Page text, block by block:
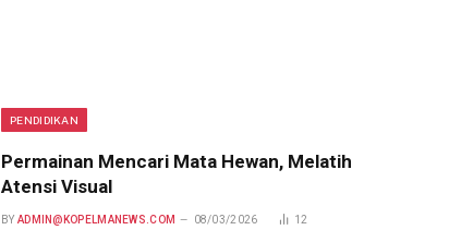
PENDIDIKAN
Permainan Mencari Mata Hewan, Melatih
Atensi Visual
BY ADMIN@KOPELMANEWS.COM 08/03/2026 12